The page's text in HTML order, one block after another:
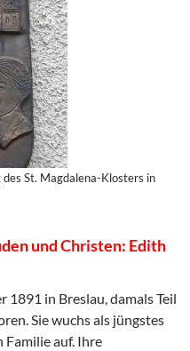
St. Magdalena-Klosters in
und Christen: Edith
1891 in Breslau, damals Teil
Sie wuchs als jüngstes
auf. Ihre